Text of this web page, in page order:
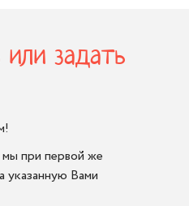
задать
при первой же
указанную Вами